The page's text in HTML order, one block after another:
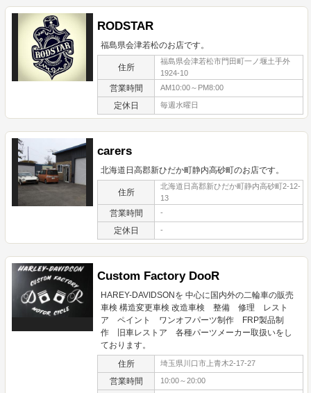
RODSTAR
福島県会津若松のお店です。
住所
福島県会津若松市門田町一ノ堰土手外
1924-10
営業時間 AM10:00～PM8:00
定休日 毎週水曜日
carers
北海道日高郡新ひだか町静内高砂町のお店です。
住所
北海道日高郡新ひだか町静内高砂町2-12-
13
営業時間 -
定休日 -
Custom Factory DooR
HAREY-DAVIDSONを 中心に国内外の二輪車の販売
車検 構造変更車検 改造車検 整備 修理 レスト
ア ペイント ワンオフパーツ制作 FRP製品制
作 旧車レストア 各種パーツメーカー取扱いをし
ております。
住所 埼玉県川口市上青木2-17-27
営業時間 10:00～20:00